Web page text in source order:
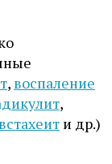
, воспаление
,
и др.)